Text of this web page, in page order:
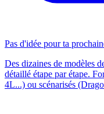
Pas d'idée pour ta
Des dizaines de modèles
détaillé étape par étape.
4L...) ou scénarisés